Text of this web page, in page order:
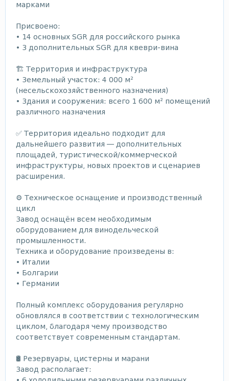
марками
Присвоено:
• 14 основных SGR для российского рынка
• 3 дополнительных SGR для квеври-вина
🏗 Территория и инфраструктура
• Земельный участок: 4 000 м²
(несельскохозяйственного назначения)
• Здания и сооружения: всего 1 600 м² помещений
различного назначения
✅ Территория идеально подходит для
дальнейшего развития — дополнительных
площадей, туристической/коммерческой
инфраструктуры, новых проектов и сценариев
расширения.
⚙ Техническое оснащение и производственный
цикл
Завод оснащён всем необходимым
оборудованием для винодельческой
промышленности.
Техника и оборудование произведены в:
• Италии
• Болгарии
• Германии
Полный комплекс оборудования регулярно
обновлялся в соответствии с технологическим
циклом, благодаря чему производство
соответствует современным стандартам.
🛢 Резервуары, цистерны и марани
Завод располагает: